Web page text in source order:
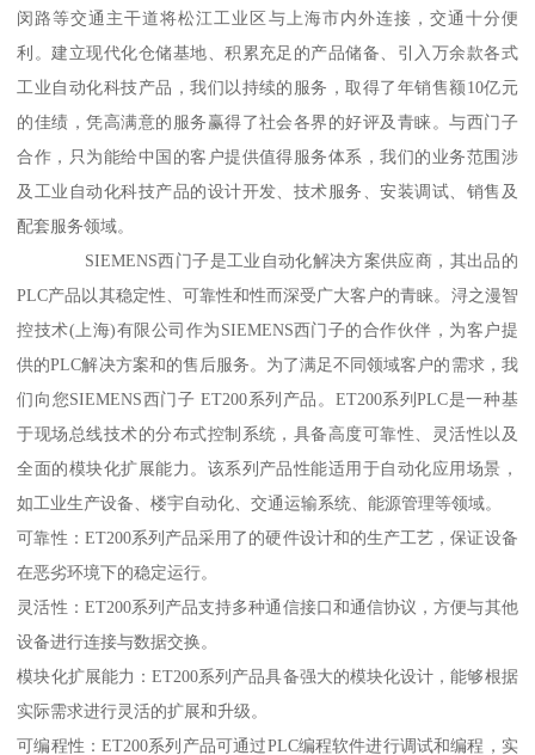
闵路等交通主干道将松江工业区与上海市内外连接，交通十分便
利。建立现代化仓储基地、积累充足的产品储备、引入万余款各式
工业自动化科技产品，我们以持续的服务，取得了年销售额10亿元
的佳绩，凭高满意的服务赢得了社会各界的好评及青睐。与西门子
合作，只为能给中国的客户提供值得服务体系，我们的业务范围涉
及工业自动化科技产品的设计开发、技术服务、安装调试、销售及
配套服务领域。
SIEMENS西门子是工业自动化解决方案供应商，其出品的
PLC产品以其稳定性、可靠性和性而深受广大客户的青睐。浔之漫智
控技术(上海)有限公司作为SIEMENS西门子的合作伙伴，为客户提
供的PLC解决方案和的售后服务。为了满足不同领域客户的需求，我
们向您SIEMENS西门子 ET200系列产品。ET200系列PLC是一种基
于现场总线技术的分布式控制系统，具备高度可靠性、灵活性以及
全面的模块化扩展能力。该系列产品性能适用于自动化应用场景，
如工业生产设备、楼宇自动化、交通运输系统、能源管理等领域。
可靠性：ET200系列产品采用了的硬件设计和的生产工艺，保证设备
在恶劣环境下的稳定运行。
灵活性：ET200系列产品支持多种通信接口和通信协议，方便与其他
设备进行连接与数据交换。
模块化扩展能力：ET200系列产品具备强大的模块化设计，能够根据
实际需求进行灵活的扩展和升级。
可编程性：ET200系列产品可通过PLC编程软件进行调试和编程，实